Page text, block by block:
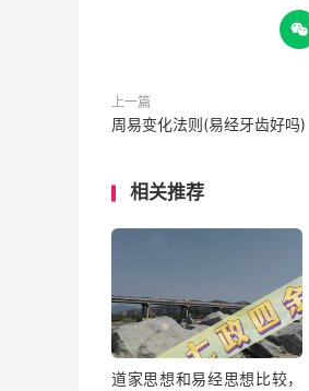

上一篇
周易变化法则(易经牙齿好吗)
相关推荐
道家思想和易经思想比较，